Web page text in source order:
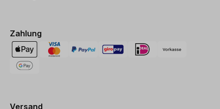
Zahlung
Versand